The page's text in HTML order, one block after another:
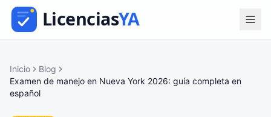
Inicio
Blog
Examen de manejo en Nueva York 2026: guía completa en
español